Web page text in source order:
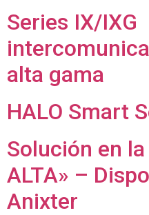
Series IX/IXG
alta gama
HALO Smart
Solución en
ALTA» –
Anixter